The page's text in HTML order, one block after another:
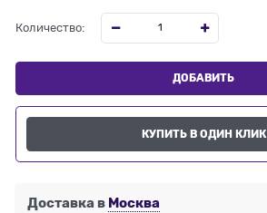
Количество:
ДОБАВИТЬ
КУПИТЬ В ОДИН КЛИК
Доставка в Москва